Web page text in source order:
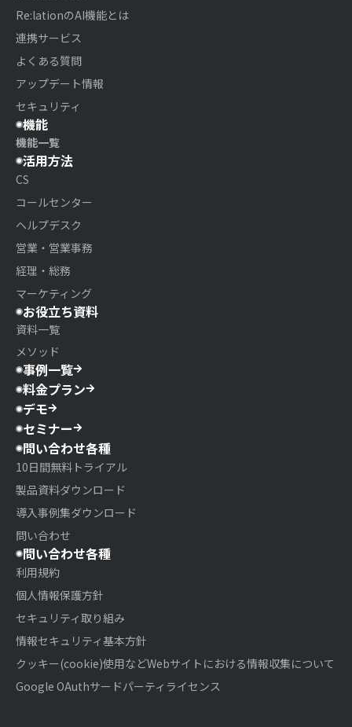
Re:lationのAI機能とは
連携サービス
よくある質問
アップデート情報
セキュリティ
機能
機能一覧
活用方法
CS
コールセンター
ヘルプデスク
営業・営業事務
経理・総務
マーケティング
お役立ち資料
資料一覧
メソッド
事例一覧
料金プラン
デモ
セミナー
問い合わせ各種
10日間無料トライアル
製品資料ダウンロード
導入事例集ダウンロード
問い合わせ
問い合わせ各種
利用規約
個人情報保護方針
セキュリティ取り組み
情報セキュリティ基本方針
クッキー(cookie)使用などWebサイトにおける情報収集について
Google OAuthサードパーティライセンス